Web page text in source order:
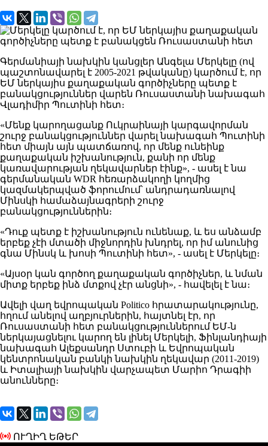
Գերմանիայի նախկին կանցլեր Անգելա Մերկելը (ով
պաշտոնավարել է 2005-2021 թվականը) կարծում է, որ
ԵՄ ներկայիս քաղաքական գործիչները պետք է
բանակցություններ վարեն Ռուսաստանի նախագահ
Վլադիմիր Պուտինի հետ։
«Մենք կարողացանք Ուկրաինայի կարգավորման
շուրջ բանակցություններ վարել նախագահ Պուտինի
հետ միայն այն պատճառով, որ մենք ունեինք
քաղաքական իշխանություն, քանի որ մենք
կառավարության ղեկավարներ էինք», - ասել է նա
գերմանական WDR հեռարձակողի կողմից
կազմակերպված ֆորումում՝ անդրադառնալով
Մինսկի համաձայնագրերի շուրջ
բանակցություններին։
«Դուք պետք է իշխանություն ունենաք, և ես անձամբ
երբեք չէի մտածի միջնորդին խնդրել, որ իմ անունից
գնա Մինսկ և խոսի Պուտինի հետ», - ասել է Մերկելը։
«Այսօր կան գործող քաղաքական գործիչներ, և նման
միտք երբեք ինձ մտքով չէր անցնի», - հավելել է նա։
Ավելի վաղ եվրոպական Politico հրատարակությունը,
հղում անելով աղբյուրներին, հայտնել էր, որ
Ռուսաստանի հետ բանակցություններում ԵՄ-ն
ներկայացնելու կարող են լինել Մերկելի, Ֆինլանդիայի
նախագահ Ալեքսանդր Ստուբի և Եվրոպական
կենտրոնական բանկի նախկին ղեկավար (2011-2019)
և Իտալիայի նախկին վարչապետ Մարիո Դրագիի
անունները։
ՈՒՂԻՂ ԵԹԵՐ